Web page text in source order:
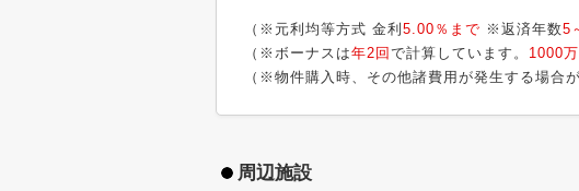
（※元利均等方式 金利 5.00％まで ※返済年数5
（※ボーナスは年2回 で計算しています。 1000
（※物件購入時、その他諸費用が発生する場合
周辺施設